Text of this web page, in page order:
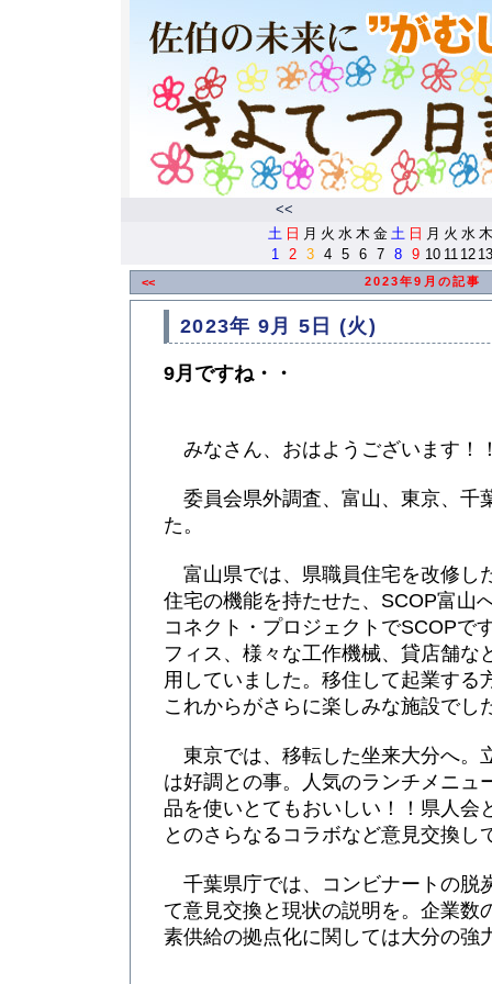
<<
土 日 月 火 水 木 金 土 日 月 火 水 木
1
2 3 4 5 6 7 8 9 10 11 12 13
<< 2023年9月の記事
2023年 9月 5日 (火)
9月ですね・・
みなさん、おはようございます！
委員会県外調査、富山、東京、千
た。
富山県では、県職員住宅を改修し
住宅の機能を持たせた、SCOP富山
コネクト・プロジェクトでSCOPで
フィス、様々な工作機械、貸店舗な
用していました。移住して起業する
これからがさらに楽しみな施設でし
東京では、移転した坐来大分へ。
は好調との事。人気のランチメニュ
品を使いとてもおいしい！！県人会
とのさらなるコラボなど意見交換し
千葉県庁では、コンビナートの脱
て意見交換と現状の説明を。企業数
素供給の拠点化に関しては大分の強